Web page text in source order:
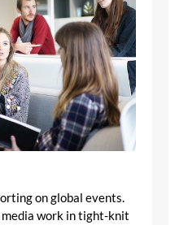
on global events.
work in tight-knit